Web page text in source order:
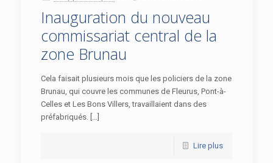
Inauguration du nouveau
commissariat central de la
zone Brunau
Cela faisait plusieurs mois que les policiers de la zone
Brunau, qui couvre les communes de Fleurus, Pont-à-
Celles et Les Bons Villers, travaillaient dans des
préfabriqués. […]
Lire plus